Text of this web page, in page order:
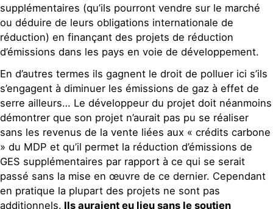
supplémentaires (qu’ils pourront vendre sur le marché
ou déduire de leurs obligations internationale de
réduction) en finançant des projets de réduction
d’émissions dans les pays en voie de développement.
En d’autres termes ils gagnent le droit de polluer ici s’ils
s’engagent à diminuer les émissions de gaz à effet de
serre ailleurs… Le développeur du projet doit néanmoins
démontrer que son projet n’aurait pas pu se réaliser
sans les revenus de la vente liées aux « crédits carbone
» du MDP et qu’il permet la réduction d’émissions de
GES supplémentaires par rapport à ce qui se serait
passé sans la mise en œuvre de ce dernier. Cependant
en pratique la plupart des projets ne sont pas
additionnels. Ils auraient eu lieu sans le soutien